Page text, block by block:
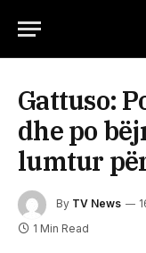
Gattuso:
dhe po
lumtur
By TV News
1 Min Read